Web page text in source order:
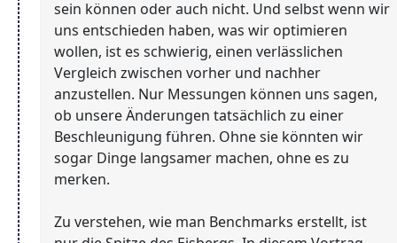
sein können oder auch nicht. Und selbst wenn wir
uns entschieden haben, was wir optimieren
wollen, ist es schwierig, einen verlässlichen
Vergleich zwischen vorher und nachher
anzustellen. Nur Messungen können uns sagen,
ob unsere Änderungen tatsächlich zu einer
Beschleunigung führen. Ohne sie könnten wir
sogar Dinge langsamer machen, ohne es zu
merken.
Zu verstehen, wie man Benchmarks erstellt, ist